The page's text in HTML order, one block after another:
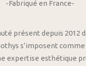
-Fabriqué en France-
présent depuis 2012
s’imposent
expertise esthétique